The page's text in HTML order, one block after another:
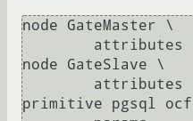
node GateMaster \
node GateSlave \
primitive pgsql